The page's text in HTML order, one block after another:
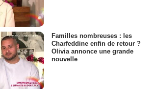
Familles nombreuses : les
Charfeddine enfin de retour ?
Olivia annonce une grande
nouvelle